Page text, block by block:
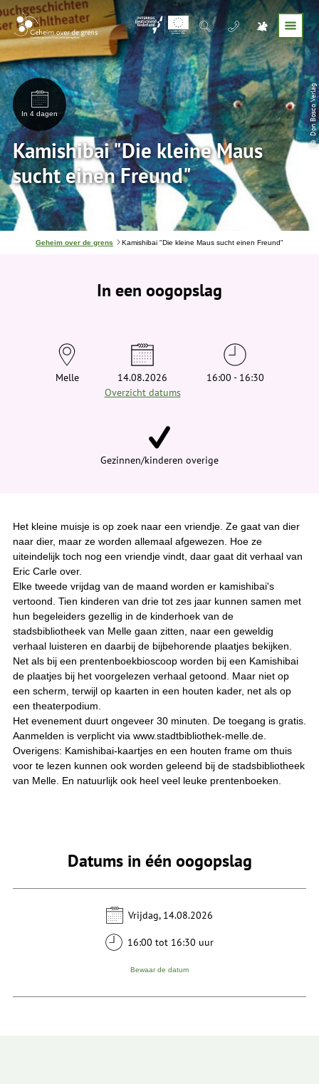
© Don Bosco Verlag
In 4 dagen
Kamishibai "Die kleine Maus
sucht einen Freund"
J
Geheim over de grens Kamishibai "Die kleine Maus sucht einen Freund"
In een oogopslag
Melle
14.08.2026
Overzicht datums
16:00 - 16:30
Gezinnen/kinderen overige
Het kleine muisje is op zoek naar een vriendje. Ze gaat van dier
naar dier, maar ze worden allemaal afgewezen. Hoe ze
uiteindelijk toch nog een vriendje vindt, daar gaat dit verhaal van
Eric Carle over.
Elke tweede vrijdag van de maand worden er kamishibai's
vertoond. Tien kinderen van drie tot zes jaar kunnen samen met
hun begeleiders gezellig in de kinderhoek van de
stadsbibliotheek van Melle gaan zitten, naar een geweldig
verhaal luisteren en daarbij de bijbehorende plaatjes bekijken.
Net als bij een prentenboekbioscoop worden bij een Kamishibai
de plaatjes bij het voorgelezen verhaal getoond. Maar niet op
een scherm, terwijl op kaarten in een houten kader, net als op
een theaterpodium.
Het evenement duurt ongeveer 30 minuten. De toegang is gratis.
Aanmelden is verplicht via www.stadtbibliothek-melle.de.
Overigens: Kamishibai-kaartjes en een houten frame om thuis
voor te lezen kunnen ook worden geleend bij de stadsbibliotheek
van Melle. En natuurlijk ook heel veel leuke prentenboeken.
Datums in één oogopslag
Vrijdag, 14.08.2026
16:00 tot 16:30 uur
Bewaar de datum